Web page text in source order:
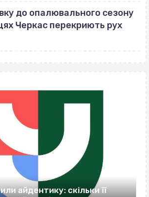
до опалювального сезону
Черкас перекриють рух
айдентику: скільки її